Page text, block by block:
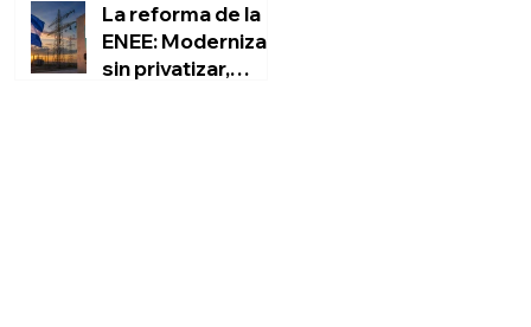
La reforma de la
ENEE: Modernizar
sin privatizar,